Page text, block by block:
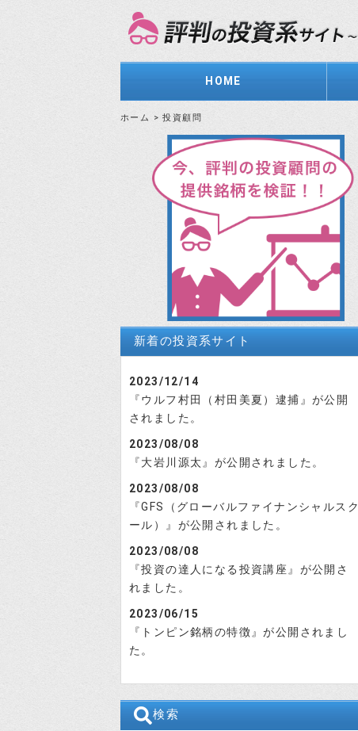
HOME
ホーム >投資顧問
新着の投資系サイト
2023/12/14
『ウルフ村田（村田美夏）逮捕』が公開
されました。
2023/08/08
『大岩川源太』が公開されました。
2023/08/08
『GFS（グローバルファイナンシャルスク
ール）』が公開されました。
2023/08/08
『投資の達人になる投資講座』が公開さ
れました。
2023/06/15
『トンピン銘柄の特徴』が公開されまし
た。
検索